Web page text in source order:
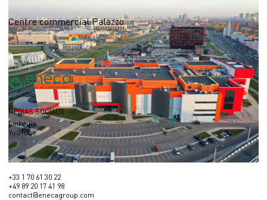
Centre commercial Palazzo
S
56 744,6 m2
MÉDIAS SOCIAUX
Linkedin
YouTube
+33 1 70 61 30 22
+49 89 20 17 41 98
contact@enecagroup.com